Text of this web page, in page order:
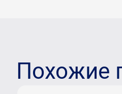
Похожие